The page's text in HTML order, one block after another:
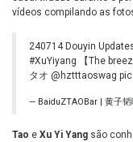
vídeos compilando as
240714 Douyin
#XuYiyang 【The
タオ @hztttaoswag
— BaiduZTAOBar | 黄子
Tao e Xu Yi Yang são